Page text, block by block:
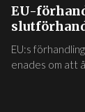
EU-
EU:s
enades om att